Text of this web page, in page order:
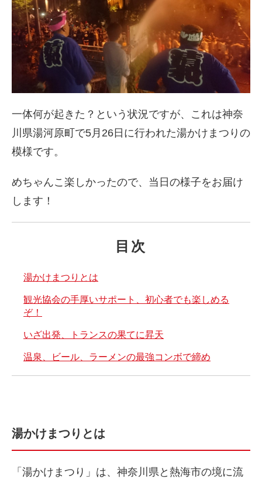
一体何が起きた？という状況ですが、これは神奈
川県湯河原町で5月26日に行われた湯かけまつりの
模様です。
めちゃんこ楽しかったので、当日の様子をお届け
します！
目次
湯かけまつりとは
観光協会の手厚いサポート、初心者でも楽しめる
ぞ！
いざ出発、トランスの果てに昇天
温泉、ビール、ラーメンの最強コンボで締め
湯かけまつりとは
「湯かけまつり」は、神奈川県と熱海市の境に流